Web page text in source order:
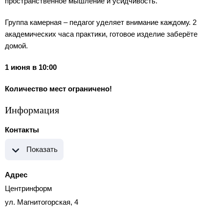
Группа камерная – педагог уделяет внимание каждому. 2
академических часа практики, готовое изделие заберёте
домой.
1 июня в 10:00
Количество мест ограничено!
Информация
Контакты
Показать
Адрес
Центринформ
ул. Магнитогорская, 4